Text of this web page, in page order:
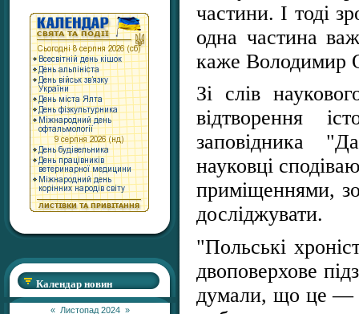
Календар новин
« Листопад 2024 »
частини. І тоді
одна частина
каже Володимир
Зі слів
відтворення
заповідника
науковці
приміщеннями,
досліджувати.
"Польські
двоповерхове
думали, що це —